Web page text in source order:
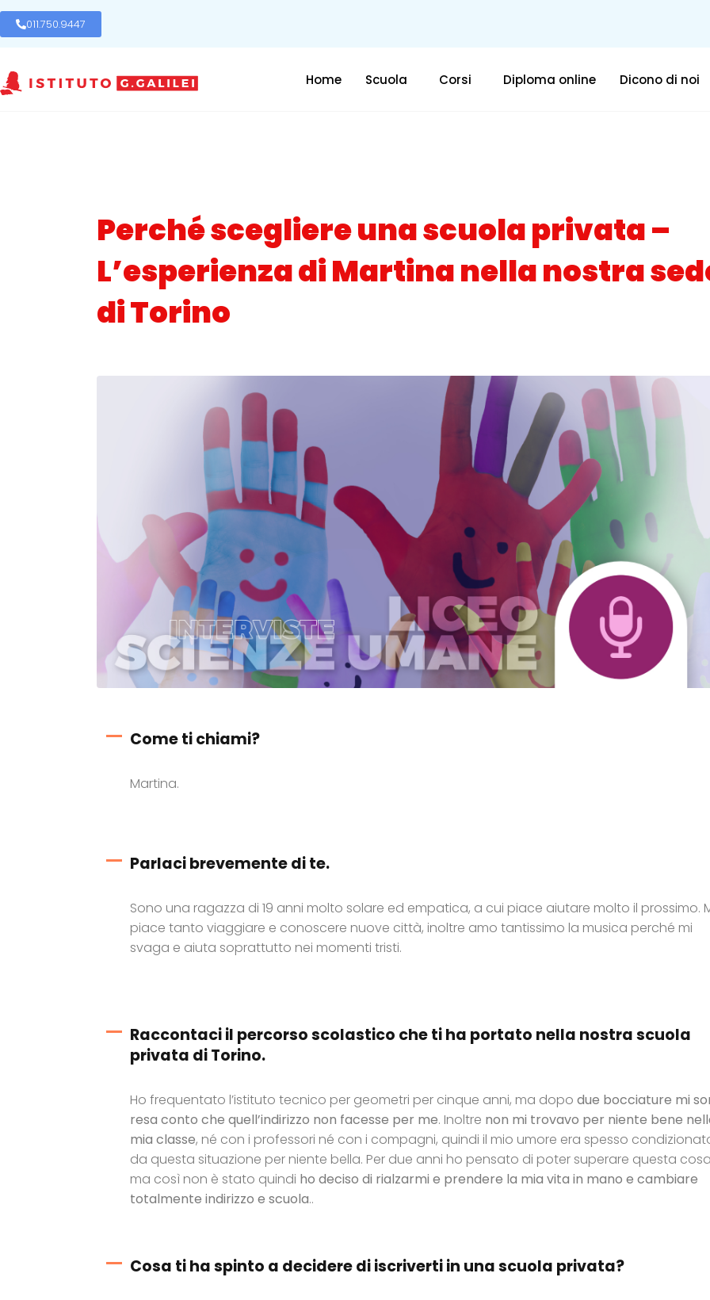
011.750.9447
Home Scuola Corsi Diploma online Dicono di noi
Perché scegliere una scuola privata –
L’esperienza di Martina nella nostra
di Torino
Come ti chiami?
Martina.
Parlaci brevemente di te.
Sono una ragazza di 19 anni molto solare ed empatica, a cui piace aiutare molto il prossimo.
piace tanto viaggiare e conoscere nuove città, inoltre amo tantissimo la musica perché mi
svaga e aiuta soprattutto nei momenti tristi.
Raccontaci il percorso scolastico che ti ha portato nella nostra scuola
privata di Torino.
Ho frequentato l’istituto tecnico per geometri per cinque anni, ma dopo due bocciature mi
resa conto che quell’indirizzo non facesse per me. Inoltre non mi trovavo per niente bene
mia classe, né con i professori né con i compagni, quindi il mio umore era spesso
da questa situazione per niente bella. Per due anni ho pensato di poter superare questa cosa
ma così non è stato quindi ho deciso di rialzarmi e prendere la mia vita in mano e cambiare
totalmente indirizzo e scuola..
Cosa ti ha spinto a decidere di iscriverti in una scuola privata?